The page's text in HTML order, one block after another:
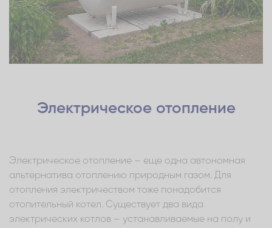
Электрическое отопление
Электрическое отопление – еще одна автономная
альтернатива отоплению природным газом. Для
отопления электричеством тоже понадобится
отопительный котел. Существует два вида
электрических котлов – устанавливаемые на полу и